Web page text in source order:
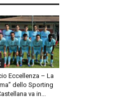
Eccellenza – La
dello Sporting
va in...